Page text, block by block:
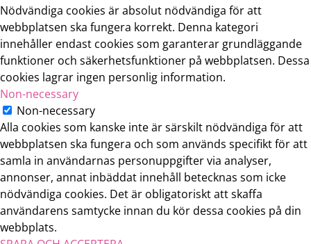
Nödvändiga cookies är absolut nödvändiga för att
webbplatsen ska fungera korrekt. Denna kategori
innehåller endast cookies som garanterar grundläggande
funktioner och säkerhetsfunktioner på webbplatsen. Dessa
cookies lagrar ingen personlig information.
Non-necessary
Non-necessary
Alla cookies som kanske inte är särskilt nödvändiga för att
webbplatsen ska fungera och som används specifikt för att
samla in användarnas personuppgifter via analyser,
annonser, annat inbäddat innehåll betecknas som icke
nödvändiga cookies. Det är obligatoriskt att skaffa
användarens samtycke innan du kör dessa cookies på din
webbplats.